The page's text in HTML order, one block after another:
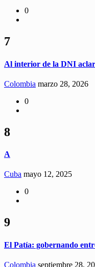
0
7
Al interior de la DNI
Colombia marzo 28, 2026
0
8
A
Cuba mayo 12, 2025
0
9
El Patía: gobernando
Colombia septiembre 28,